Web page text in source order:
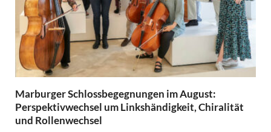
Marburger Schlossbegegnungen im August:
Perspektivwechsel um Linkshändigkeit, Chiralität
und Rollenwechsel